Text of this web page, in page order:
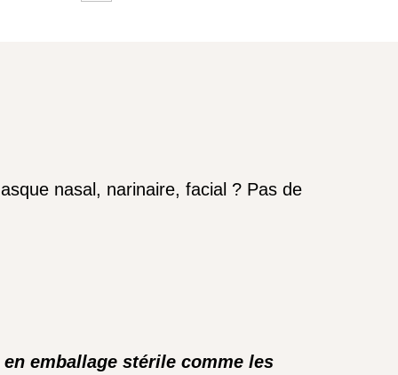
nasal, narinaire, facial ? Pas de
emballage stérile comme les